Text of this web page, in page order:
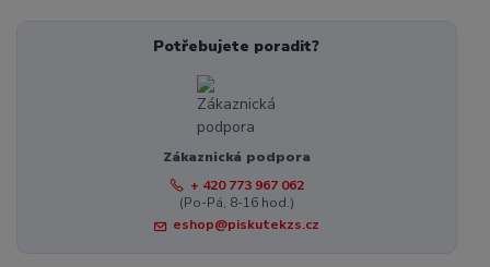
Potřebujete poradit?
Zákaznická podpora
+ 420 773 967 062
(Po-Pá, 8-16 hod.)
eshop@piskutekzs.cz